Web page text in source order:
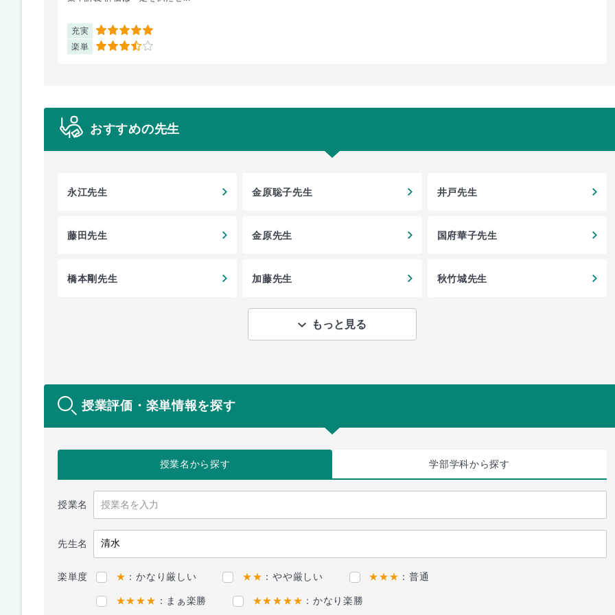
充実 5
楽単 3.5
おすすめの先生
永江先生 金原聡子先生 井戸先生
藤田先生 金原先生 国府華子先生
橋本剛先生 加藤先生 秋竹城先生
もっと見る
授業評価・楽単情報を探す
授業名から探す 学部学科から探す
授業名
先生名
楽単度 ★ ：かなり厳しい ★★ ：やや厳しい ★★★ ：普通
★★★★ ：まぁ楽勝 ★★★★★ ：かなり楽勝